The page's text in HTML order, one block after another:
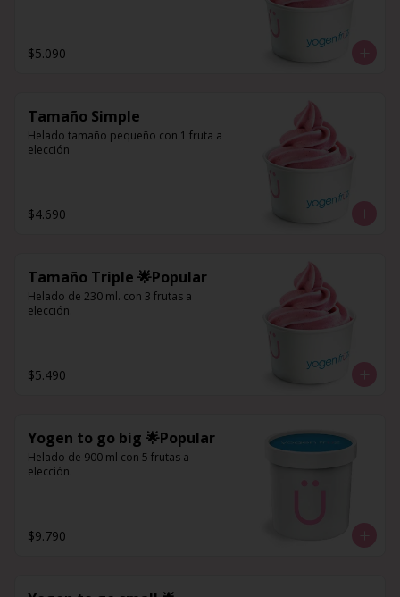
$5.090
Tamaño Simple
Helado tamaño pequeño con 1 fruta a
elección
$4.690
Tamaño Triple 🌟Popular
Helado de 230 ml. con 3 frutas a
elección.
$5.490
Yogen to go big 🌟Popular
Helado de 900 ml con 5 frutas a
elección.
$9.790